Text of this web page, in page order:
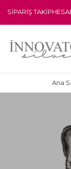
SIPARIŞ TAKIP
Ana